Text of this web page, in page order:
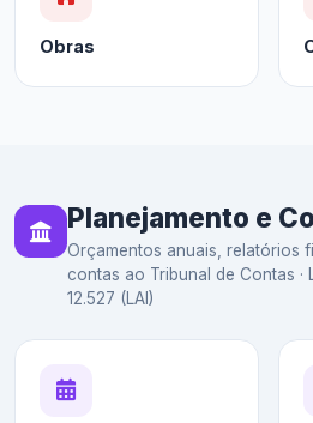
Obras
Planejamento e
Orçamentos anuais, relatórios
contas ao Tribunal de Contas ·
12.527 (LAI)